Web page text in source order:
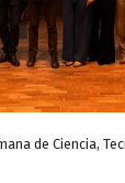
de Ciencia,